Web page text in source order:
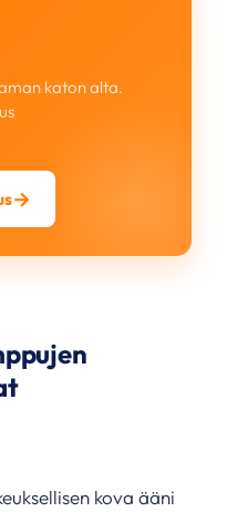
katon alta.
kova ääni